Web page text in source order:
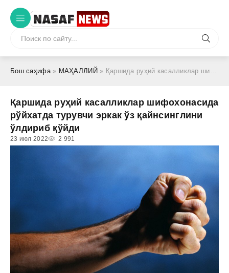
Бош саҳифа» МАҲАЛЛИЙ » Қаршида руҳий касалликлар шифохонасида рўйхатда турувчи эркак ўз қайнсинглини ўлдириб қўйди
Қаршида руҳий касалликлар шифохонасида
рўйхатда турувчи эркак ўз қайнсинглини
ўлдириб қўйди
23 июл 2022 2 991